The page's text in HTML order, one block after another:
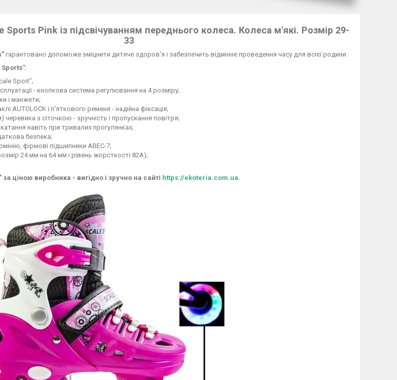
Sports Pink із підсвічуванням переднього колеса. Колеса м'які. Розмір 29-
33
гарантовано допоможе зміцнити дитяче здоров'я і забезпечить відмінне проведення часу для всієї родини.
Sports":
Sport";
- кнопкова система регулювання на 4 розміру;
і манжети;
AUTОLOCK і п'яткового ременя - надійна фіксація;
з сіточкою - зручність і пропускання повітря;
навіть при тривалих прогулянках;
безпека;
фірмові підшипники ABEC-7;
24 мм на 64 мм і рівень жорсткості 82А);
ціною виробника - вигідно і зручно на сайті https://ekoteria.com.ua.